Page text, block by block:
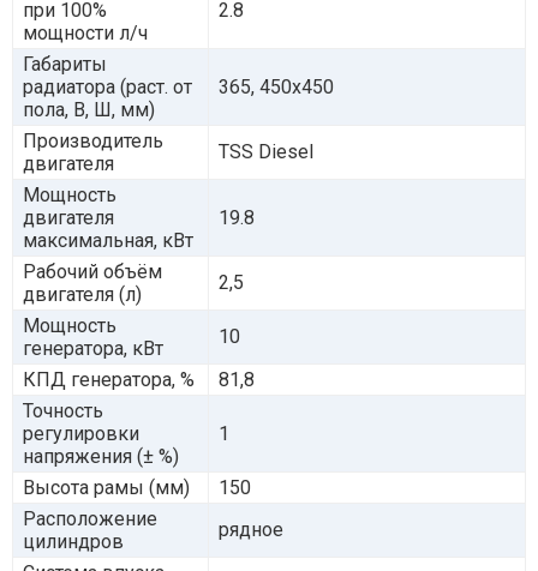
при 100%
мощности л/ч
2.8
Габариты
радиатора (раст. от
пола, В, Ш, мм)
365, 450x450
Производитель
двигателя
TSS Diesel
Мощность
двигателя
максимальная, кВт
19.8
Рабочий объём
двигателя (л)
2,5
Мощность
генератора, кВт
10
КПД генератора, %
81,8
Точность
регулировки
напряжения (± %)
1
Высота рамы (мм)
150
Расположение
цилиндров
рядное